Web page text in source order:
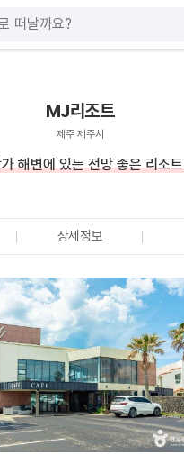
MJ리조트
제주 제주시
해변에 있는 전망 좋은 리조트
상세정보